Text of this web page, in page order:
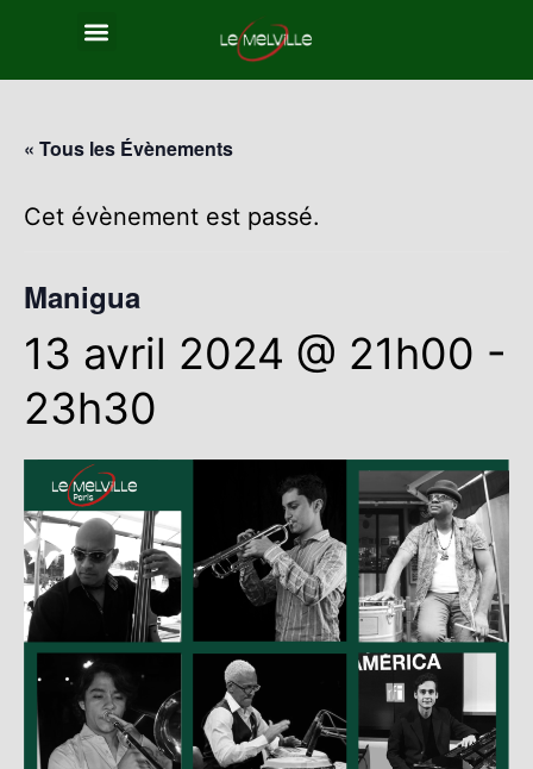
« Tous les Évènements
Cet évènement est passé.
Manigua
13 avril 2024 @ 21h00 -
23h30